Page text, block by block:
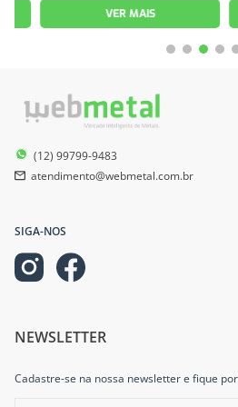
VER MAIS
(12) 99799-9483
atendimento@webmetal.com.br
SIGA-NOS
NEWSLETTER
Cadastre-se na nossa newsletter e fique